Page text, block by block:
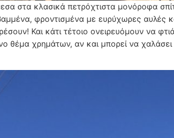
στα κλασικά πετρόχτιστα μονόροφα
φροντισμένα με ευρύχωρες αυλές
Και κάτι τέτοιο ονειρευόμουν να
θέμα χρημάτων, αν και μπορεί να